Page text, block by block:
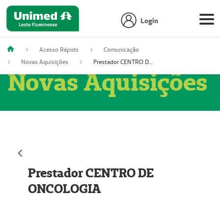
Login
Acesso Rápido
Comunicação
Novas Aquisições
Prestador CENTRO DE ONCOLOGIA
Novas Aquisições
Prestador CENTRO DE
ONCOLOGIA